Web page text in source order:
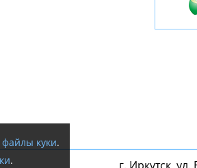
файлы куки.
.